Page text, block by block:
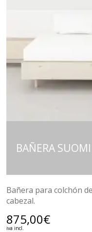
BAÑERA
Bañera para colchón
cabezal.
875,00€
iva incl.